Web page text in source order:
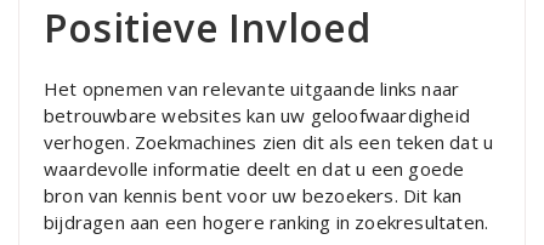
Positieve Invloed
Het opnemen van relevante uitgaande links naar
betrouwbare websites kan uw geloofwaardigheid
verhogen. Zoekmachines zien dit als een teken dat u
waardevolle informatie deelt en dat u een goede
bron van kennis bent voor uw bezoekers. Dit kan
bijdragen aan een hogere ranking in zoekresultaten.